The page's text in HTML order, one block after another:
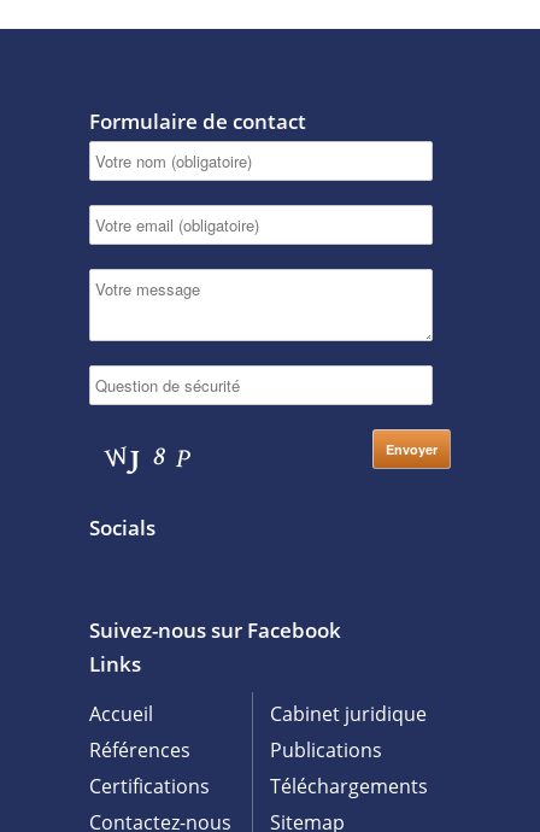
Formulaire de contact
Socials
Suivez-nous sur Facebook
Links
Accueil
Cabinet juridique
Références
Publications
Certifications
Téléchargements
Contactez-nous
Sitemap